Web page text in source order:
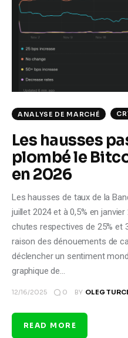
Climate
Markets
Tech
ANALYSE DE MARCHÉ
Les hausses
plombé le
en 2026
Les hausses de taux de la
juillet 2024 et à 0,5% en
chutes respectives de 25% et
raison des dénouements de
déclencher un sentiment
graphique de…
12/16/2025 0 BY OLEG
READ MORE